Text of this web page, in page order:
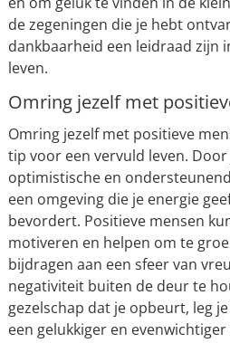
de zegeningen die je hebt
dankbaarheid een leidraad zijn
leven.
Omring jezelf met
Omring jezelf met positieve
tip voor een vervuld leven.
optimistische en
een omgeving die je energie
bevordert. Positieve mensen
motiveren en helpen om te
bijdragen aan een sfeer van
negativiteit buiten de deur te
gezelschap dat je opbeurt, leg
een gelukkiger en evenwichtiger